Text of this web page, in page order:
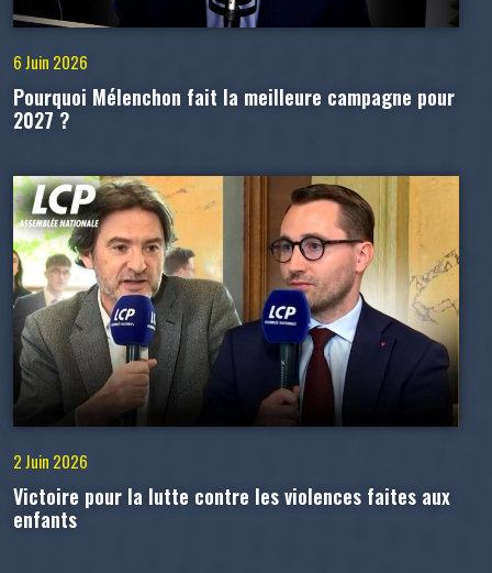
6 Juin 2026
Pourquoi Mélenchon fait la meilleure campagne pour
2027 ?
2 Juin 2026
Victoire pour la lutte contre les violences faites aux
enfants